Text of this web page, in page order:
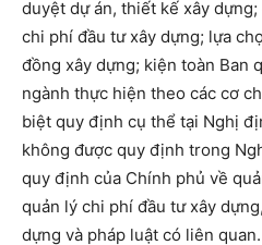
duyệt dự án, thiết kế xây
chi phí đầu tư xây dựng; lựa
đồng xây dựng; kiện toàn Ban
ngành thực hiện theo các cơ
biệt quy định cụ thể tại Nghị
không được quy định trong
quy định của Chính phủ về
quản lý chi phí đầu tư xây
dựng và pháp luật có liên quan.